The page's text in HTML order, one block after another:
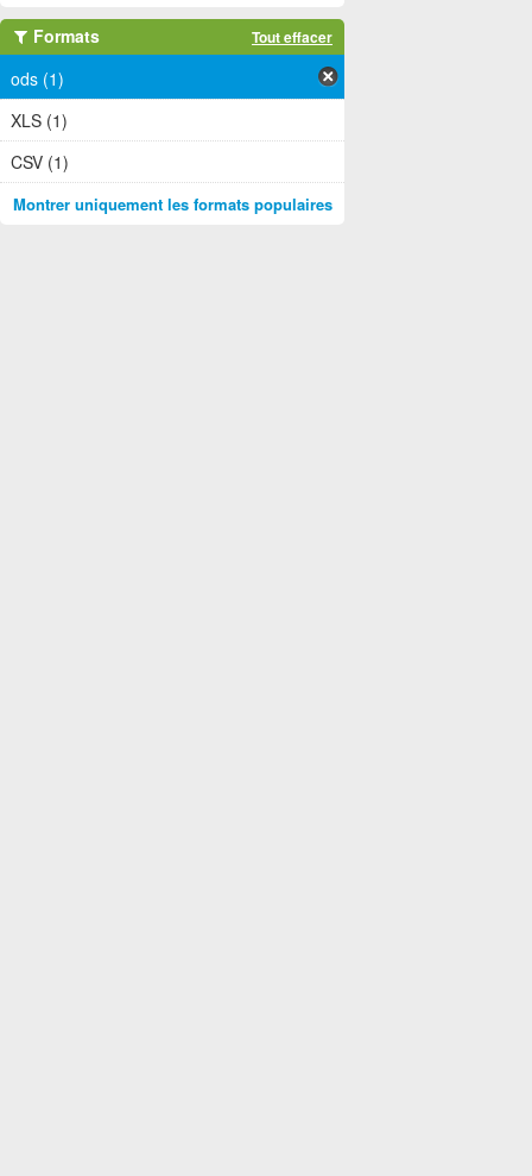
Formats Tout effacer
ods (1)
XLS (1)
CSV (1)
Montrer uniquement les formats populaires